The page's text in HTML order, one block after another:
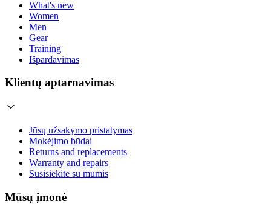
What's new
Women
Men
Gear
Training
Išpardavimas
Klientų aptarnavimas
Jūsų užsakymo pristatymas
Mokėjimo būdai
Returns and replacements
Warranty and repairs
Susisiekite su mumis
Mūsų įmonė